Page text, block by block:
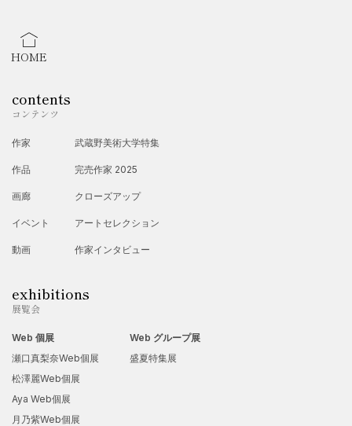
HOME
contents
コンテンツ
作家
作品
画廊
イベント
動画
武蔵野美術大学特集
完売作家 2025
クローズアップ
アートセレクション
作家インタビュー
exhibitions
展覧会
Web 個展
瀬口真梨奈Web個展
松澤麗Web個展
Aya Web個展
月乃紫Web個展
Web グループ展
盛夏特集展